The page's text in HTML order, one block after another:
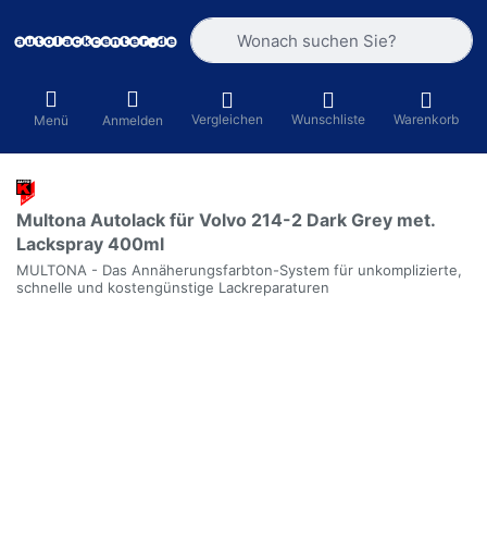
Geben Sie einen Suchbegriff ein.
Menü Anmelden Vergleichen Wunschliste Warenkorb
Multona Autolack für Volvo 214-2 Dark Grey met.
Lackspray 400ml
MULTONA - Das Annäherungsfarbton-System für unkomplizierte,
schnelle und kostengünstige Lackreparaturen